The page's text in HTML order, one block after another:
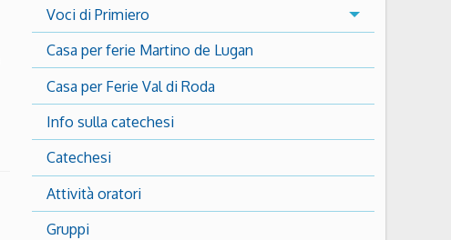
Voci di Primiero
Casa per ferie Martino de Lugan
Casa per Ferie Val di Roda
Info sulla catechesi
Catechesi
Attività oratori
Gruppi